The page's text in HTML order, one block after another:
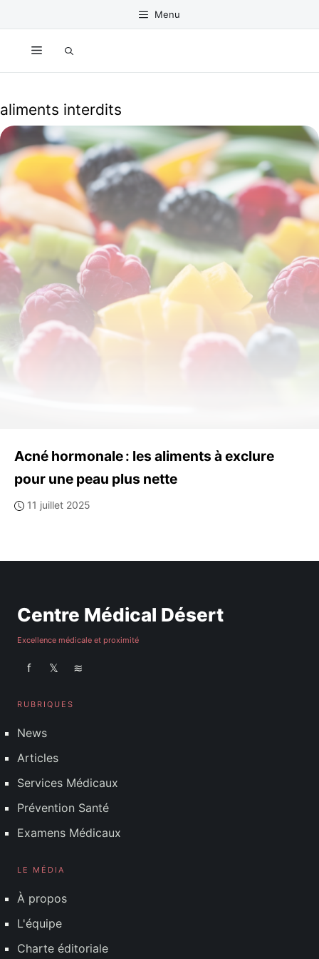
Menu
Menu
aliments interdits
Acné hormonale : les aliments à exclure
pour une peau plus nette
11 juillet 2025
Centre Médical Désert
Excellence médicale et proximité
f 𝕏 ≋
RUBRIQUES
News
Articles
Services Médicaux
Prévention Santé
Examens Médicaux
LE MÉDIA
À propos
L'équipe
Charte éditoriale